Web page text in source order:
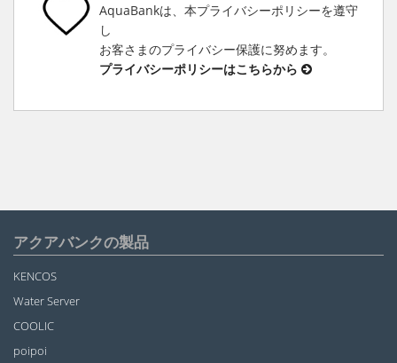
AquaBankは、本プライバシーポリシーを遵守
し
お客さまのプライバシー保護に努めます。
プライバシーポリシーはこちらから
アクアバンクの製品
KENCOS
Water Server
COOLIC
poipoi